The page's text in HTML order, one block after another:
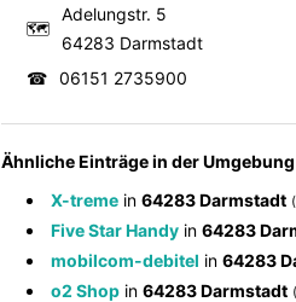
🗺
Adelungstr. 5
64283 Darmstadt
☎ 06151 2735900
Ähnliche Einträge in der Umgebung
X-treme in 64283 Darmstadt
Five Star Handy in 64283
mobilcom-debitel in 64283
o2 Shop in 64283 Darmstadt